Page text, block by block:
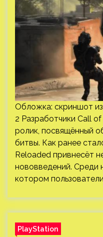
Обложка: скриншот
2 Разработчики Call
ролик, посвящённый
битвы. Как ранее
Reloaded привнесёт
нововведений. Среди
котором
PlayStation